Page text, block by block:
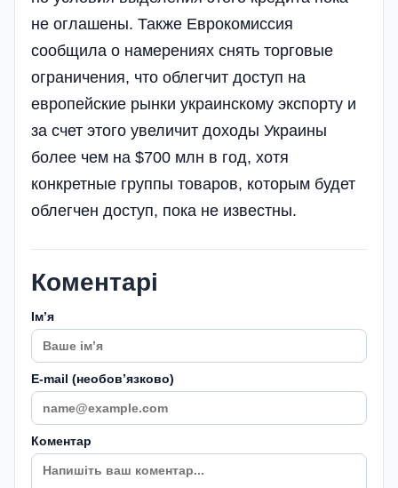
не оглашены. Также Еврокомиссия
сообщила о намерениях снять торговые
ограничения, что облегчит доступ на
европейские рынки украинскому экспорту и
за счет этого увеличит доходы Украины
более чем на $700 млн в год, хотя
конкретные группы товаров, которым будет
облегчен доступ, пока не известны.
Коментарі
Імʼя
E-mail (необовʼязково)
Коментар